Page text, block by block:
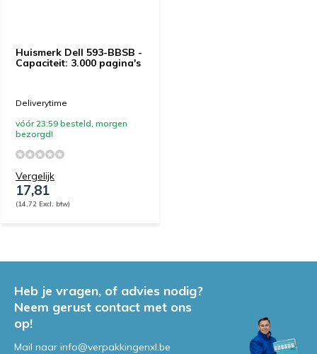
Huismerk Dell 593-BBSB -
Capaciteit: 3.000 pagina's
Deliverytime
vóór 23:59 besteld, morgen
bezorgd!
Vergelijk
17,81
(14,72 Excl. btw)
Heb je vragen, of advies nodig?
Neem gerust contact met ons
op!
Mail naar info@verpakkingenxl.be